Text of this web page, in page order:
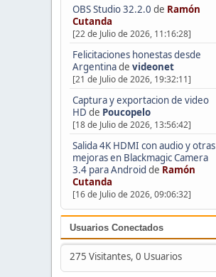
OBS Studio 32.2.0 de Ramón
Cutanda
[22 de Julio de 2026, 11:16:28]
Felicitaciones honestas desde
Argentinade videonet
[21 de Julio de 2026, 19:32:11]
Captura y exportacion de video
HD de Poucopelo
[18 de Julio de 2026, 13:56:42]
Salida 4K HDMI con audio y otras
mejoras en Blackmagic Camera
3.4 para Android de Ramón
Cutanda
[16 de Julio de 2026, 09:06:32]
Usuarios Conectados
275 Visitantes, 0 Usuarios